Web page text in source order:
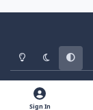
Light ModeDark ModeSystem
WT - http://
Sign In